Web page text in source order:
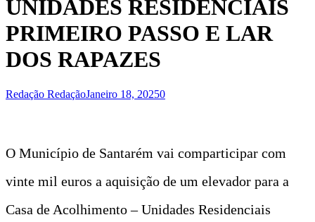
UNIDADES RESIDENCIAIS
PRIMEIRO PASSO E LAR
DOS RAPAZES
Redação RedaçãoJaneiro 18, 20250
O Município de Santarém vai comparticipar com
vinte mil euros a aquisição de um elevador para a
Casa de Acolhimento – Unidades Residenciais